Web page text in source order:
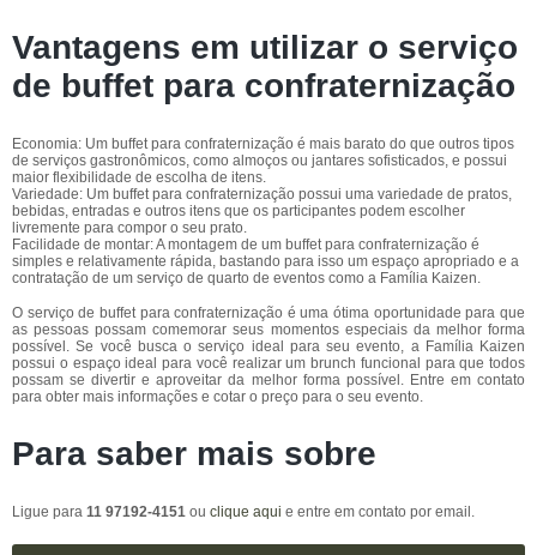
Vantagens em utilizar o serviço
de buffet para confraternização
Economia: Um buffet para confraternização é mais barato do que outros tipos
de serviços gastronômicos, como almoços ou jantares sofisticados, e possui
maior flexibilidade de escolha de itens.
Variedade: Um buffet para confraternização possui uma variedade de pratos,
bebidas, entradas e outros itens que os participantes podem escolher
livremente para compor o seu prato.
Facilidade de montar: A montagem de um buffet para confraternização é
simples e relativamente rápida, bastando para isso um espaço apropriado e a
contratação de um serviço de quarto de eventos como a Família Kaizen.
O serviço de buffet para confraternização é uma ótima oportunidade para que
as pessoas possam comemorar seus momentos especiais da melhor forma
possível. Se você busca o serviço ideal para seu evento, a Família Kaizen
possui o espaço ideal para você realizar um brunch funcional para que todos
possam se divertir e aproveitar da melhor forma possível. Entre em contato
para obter mais informações e cotar o preço para o seu evento.
Para saber mais sobre
Ligue para 11 97192-4151 ou clique aqui e entre em contato por email.